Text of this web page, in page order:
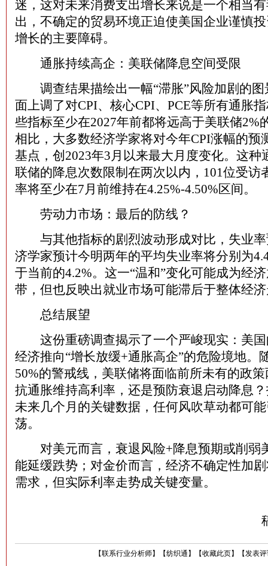
迷，这对未来消费支出增长来说是一个相当
出，不确定的贸易环境正迫使美国企业谨慎
增长的主要障碍。
通胀持续高企：美联储降息空间受限
调查结果描绘出一幅“滞胀”风险加剧的图
面上调了对CPI、核心CPI、PCE等所有通胀
些指标至少在2027年前都将远高于美联储2%
相比，大多数经济学家将对今年CPI涨幅的预
基点，创2023年3月以来最大月度变化。这种
联储的降息次数限制在两次以内，101位受访
率将至少在7月前维持在4.25%-4.50%区间。
劳动力市场：最后的防线？
与其他指标的剧烈波动形成对比，失业率
济学家预计今明两年的平均失业率将分别为
于当前的4.2%。这一“温和”变化可能成为经
带，但也反映出就业市场可能滞后于整体经
总结展望
这份重磅调查揭示了一个严峻现实：美国
经济推向“增长放缓+通胀高企”的危险境地。
50%的警戒线，美联储将面临前所未有的政
抗通胀维持高利率，还是预防衰退启动降息
未来几个月的关键数据，任何风吹草动都可
荡。
对美元而言，衰退风险+降息预期或削弱
能延缓跌势；对金价而言，经济不确定性加
需求，但实际利率走势成关键变量。
【发表
【收藏此页】
【纺织通 】
【联系行业分析师】